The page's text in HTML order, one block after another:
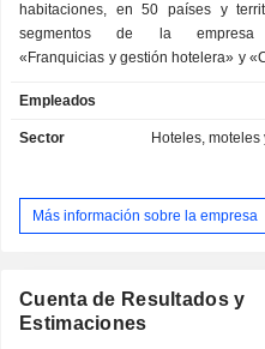
habitaciones, en 50 países y
segmentos de la empresa
«Franquicias y gestión hotelera» y
hotelera» incluye las operaciones
hotelera de la empresa, que
(incluidos cuatro hoteles de
sus marcas se encuentran
Inn by Radisson, Everhome Suites,
Suites, MainStay Suites,
Empleados
Sector
Hoteles, moteles
Más información sobre la empresa
Cuenta de Resultados y
Estimaciones